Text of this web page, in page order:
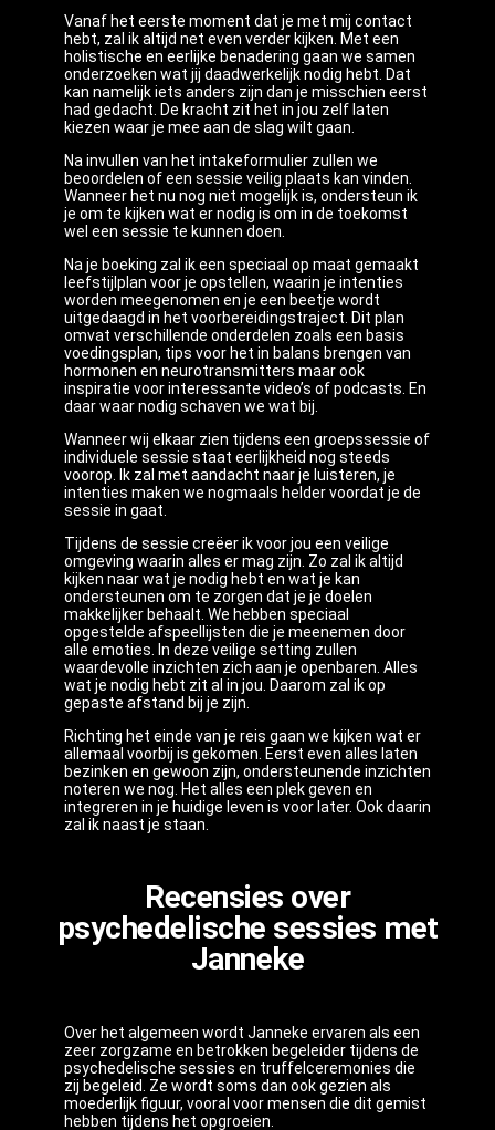
Vanaf het eerste moment dat je met mij contact
hebt, zal ik altijd net even verder kijken. Met een
holistische en eerlijke benadering gaan we samen
onderzoeken wat jij daadwerkelijk nodig hebt. Dat
kan namelijk iets anders zijn dan je misschien eerst
had gedacht. De kracht zit het in jou zelf laten
kiezen waar je mee aan de slag wilt gaan.
Na invullen van het intakeformulier zullen we
beoordelen of een sessie veilig plaats kan vinden.
Wanneer het nu nog niet mogelijk is, ondersteun ik
je om te kijken wat er nodig is om in de toekomst
wel een sessie te kunnen doen.
Na je boeking zal ik een speciaal op maat gemaakt
leefstijlplan voor je opstellen, waarin je intenties
worden meegenomen en je een beetje wordt
uitgedaagd in het voorbereidingstraject. Dit plan
omvat verschillende onderdelen zoals een basis
voedingsplan, tips voor het in balans brengen van
hormonen en neurotransmitters maar ook
inspiratie voor interessante video’s of podcasts. En
daar waar nodig schaven we wat bij.
Wanneer wij elkaar zien tijdens een groepssessie of
individuele sessie staat eerlijkheid nog steeds
voorop. Ik zal met aandacht naar je luisteren, je
intenties maken we nogmaals helder voordat je de
sessie in gaat.
Tijdens de sessie creëer ik voor jou een veilige
omgeving waarin alles er mag zijn. Zo zal ik altijd
kijken naar wat je nodig hebt en wat je kan
ondersteunen om te zorgen dat je je doelen
makkelijker behaalt. We hebben speciaal
opgestelde afspeellijsten die je meenemen door
alle emoties. In deze veilige setting zullen
waardevolle inzichten zich aan je openbaren. Alles
wat je nodig hebt zit al in jou. Daarom zal ik op
gepaste afstand bij je zijn.
Richting het einde van je reis gaan we kijken wat er
allemaal voorbij is gekomen. Eerst even alles laten
bezinken en gewoon zijn, ondersteunende inzichten
noteren we nog. Het alles een plek geven en
integreren in je huidige leven is voor later. Ook daarin
zal ik naast je staan.
Recensies over
psychedelische sessies met
Janneke
Over het algemeen wordt Janneke ervaren als een
zeer zorgzame en betrokken begeleider tijdens de
psychedelische sessies en truffelceremonies die
zij begeleid. Ze wordt soms dan ook gezien als
moederlijk figuur, vooral voor mensen die dit gemist
hebben tijdens het opgroeien.